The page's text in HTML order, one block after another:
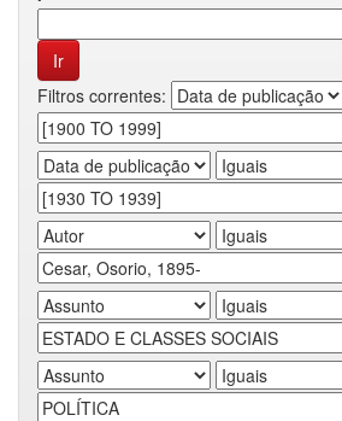
Filtros correntes: